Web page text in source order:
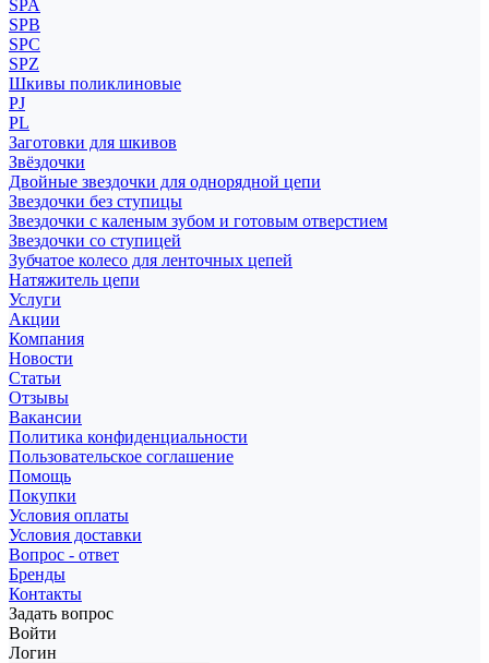
SPA
SPB
SPC
SPZ
Шкивы поликлиновые
PJ
PL
Заготовки для шкивов
Звёздочки
Двойные звездочки для однорядной цепи
Звездочки без ступицы
Звездочки с каленым зубом и готовым отверстием
Звездочки со ступицей
Зубчатое колесо для ленточных цепей
Натяжитель цепи
Услуги
Акции
Компания
Новости
Статьи
Отзывы
Вакансии
Политика конфиденциальности
Пользовательское соглашение
Помощь
Покупки
Условия оплаты
Условия доставки
Вопрос - ответ
Бренды
Контакты
Задать вопрос
Войти
Логин